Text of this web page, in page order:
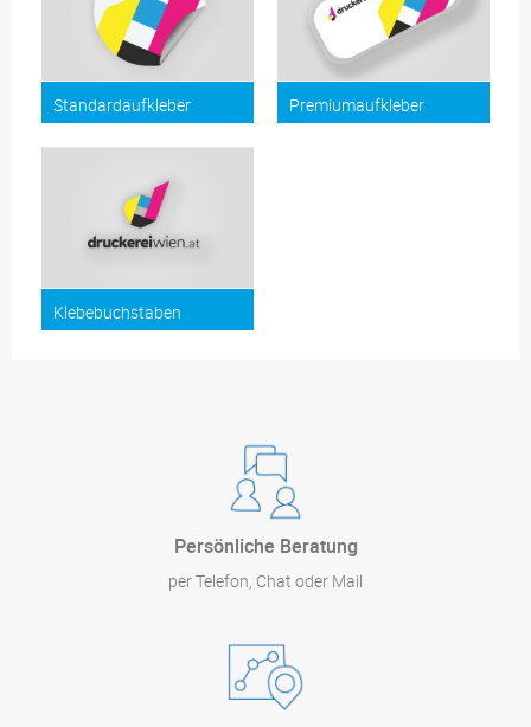
Standardaufkleber Premiumaufkleber
Klebebuchstaben
Persönliche Beratung
per Telefon, Chat oder Mail